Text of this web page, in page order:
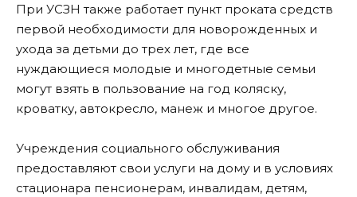
При УСЗН также работает пункт проката средств
первой необходимости для новорожденных и
ухода за детьми до трех лет, где все
нуждающиеся молодые и многодетные семьи
могут взять в пользование на год коляску,
кроватку, автокресло, манеж и многое другое.
Учреждения социального обслуживания
предоставляют свои услуги на дому и в условиях
стационара пенсионерам, инвалидам, детям,